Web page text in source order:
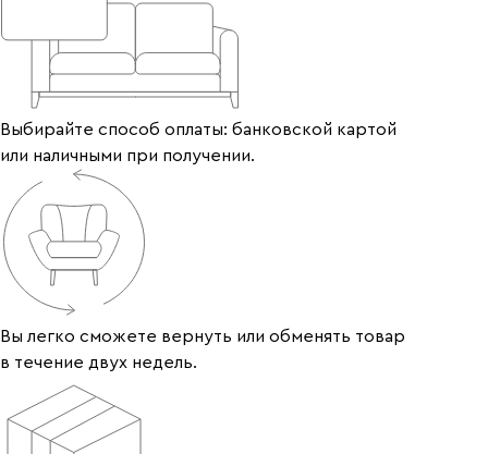
Выбирайте способ оплаты: банковской картой
или наличными при получении.
Вы легко сможете вернуть или обменять товар
в течение двух недель.